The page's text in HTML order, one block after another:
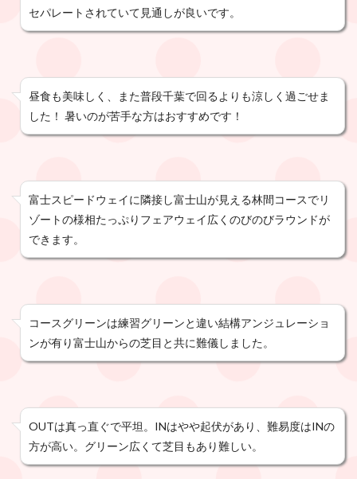
セパレートされていて見通しが良いです。
昼食も美味しく、また普段千葉で回るよりも涼しく過ごせま
した！ 暑いのが苦手な方はおすすめです！
富士スピードウェイに隣接し富士山が見える林間コースでリ
ゾートの様相たっぷりフェアウェイ広くのびのびラウンドが
できます。
コースグリーンは練習グリーンと違い結構アンジュレーショ
ンが有り富士山からの芝目と共に難儀しました。
OUTは真っ直ぐで平坦。INはやや起伏があり、難易度はINの
方が高い。グリーン広くて芝目もあり難しい。